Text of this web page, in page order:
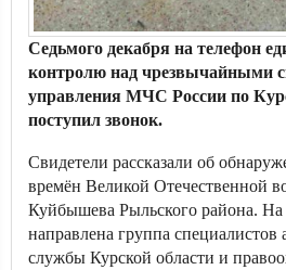
Седьмого декабря на телефон
контролю над чрезвычайными
управления МЧС России по
поступил звонок.
Свидетели рассказали об
времён Великой Отечественной
Куйбышева Рыльского района. На
направлена группа специалистов
службы Курской области и